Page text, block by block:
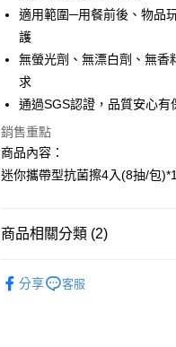
Apple Pay
街口支付
悠遊付
相關說明
【關於「AFTEE先享後付」】
AFTEE先享後付是「在收到商品之
３．安心：先確認商品／服務後，
１．於結帳方式選擇「AFTEE先享
全家取貨付款
7-11取貨付款
適用範圍─用餐前後、物品
護
無螢光劑、無漂白劑、無香
求
通過SGS認證，品質安心有
銷售重點
商品內容：
迷你攜帶型抗菌擦4入(8抽/包)*1
商品相關分類 (2)
分享 客服